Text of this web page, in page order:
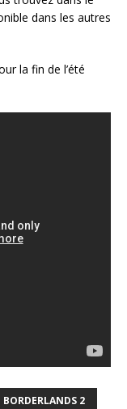
dans les autres
la fin de l’été
BORDERLANDS 2